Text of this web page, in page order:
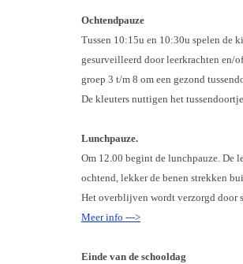
Ochtendpauze
Tussen 10:15u en 10:30u spelen de
gesurveilleerd door leerkrachten en/
groep 3 t/m 8 om een gezond
De kleuters nuttigen het
Lunchpauze.
Om 12.00 begint de lunchpauze. De
ochtend, lekker de benen strekken
Het overblijven wordt verzorgd door
Meer info --->
Einde van de schooldag